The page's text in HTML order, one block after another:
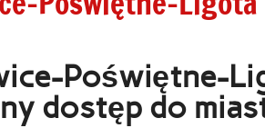
Poświętne-
dostęp do